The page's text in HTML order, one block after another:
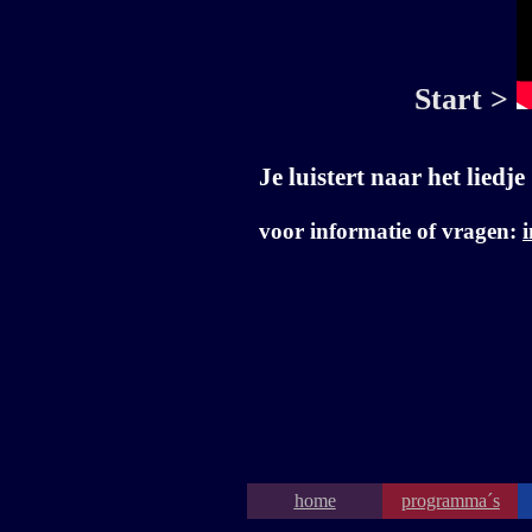
Start >
Je luistert naar het liedje
voor informatie of vragen:
home programma´s